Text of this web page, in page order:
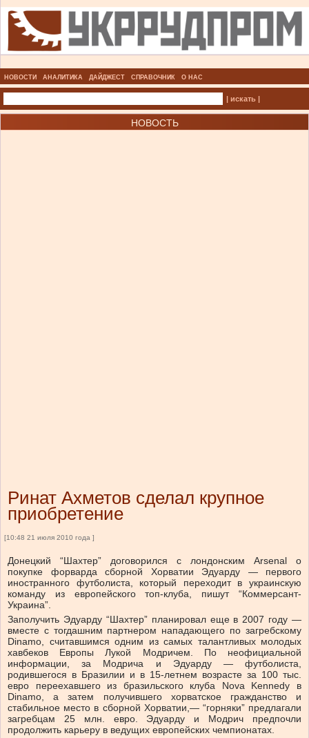
НОВОСТИ АНАЛИТИКА ДАЙДЖЕСТ СПРАВОЧНИК О НАС
| искать |
НОВОСТЬ
Ринат Ахметов сделал крупное
приобретение
[10:48 21 июля 2010 года ]
Донецкий “Шахтер” договорился с лондонским Arsenal о
покупке форварда сборной Хорватии Эдуарду — первого
иностранного футболиста, который переходит в украинскую
команду из европейского топ-клуба, пишут “Коммерсант-
Украина”.
Заполучить Эдуарду “Шахтер” планировал еще в 2007 году —
вместе с тогдашним партнером нападающего по загребскому
Dinamo, считавшимся одним из самых талантливых молодых
хавбеков Европы Лукой Модричем. По неофициальной
информации, за Модрича и Эдуарду — футболиста,
родившегося в Бразилии и в 15-летнем возрасте за 100 тыс.
евро переехавшего из бразильского клуба Nova Kennedy в
Dinamo, а затем получившего хорватское гражданство и
стабильное место в сборной Хорватии,— “горняки” предлагали
загребцам 25 млн. евро. Эдуарду и Модрич предпочли
продолжить карьеру в ведущих европейских чемпионатах.